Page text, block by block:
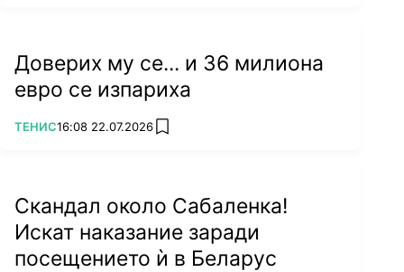
Доверих му се... и 36 милиона
евро се изпариха
ПОВЕЧЕ ОТ
ТЕНИС16:08 22.07.2026 add favorites
Скандал около Сабаленка!
Искат наказание заради
посещението ѝ в Беларус